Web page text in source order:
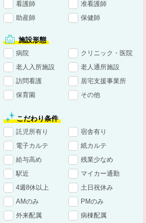
看護師
准看護師
助産師
保健師
施設形態
病院
クリニック・医院
老人入所施設
老人通所施設
訪問看護
居宅支援事業所
保育園
その他
こだわり条件
託児所有り
宿舎有り
電子カルテ
紙カルテ
給与高め
残業少なめ
駅近
マイカー通勤
4週8休以上
土日祝休み
AMのみ
PMのみ
外来配属
病棟配属